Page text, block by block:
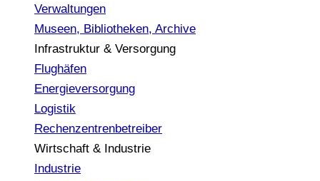
Verwaltungen
Museen, Bibliotheken, Archive
Infrastruktur & Versorgung
Flughäfen
Energieversorgung
Logistik
Rechenzentrenbetreiber
Wirtschaft & Industrie
Industrie